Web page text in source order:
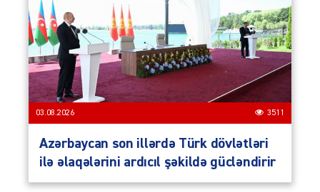
03.08.2026 3511
Azərbaycan son illərdə Türk dövlətləri
ilə əlaqələrini ardıcıl şəkildə gücləndirir